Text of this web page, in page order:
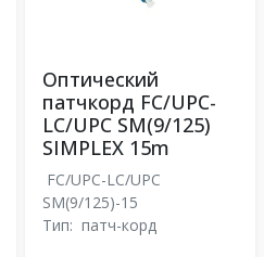
Оптический
патчкорд FC/UPC-
LC/UPC SM(9/125)
SIMPLEX 15m
FC/UPC-LC/UPC
SM(9/125)-15
Тип: патч-корд